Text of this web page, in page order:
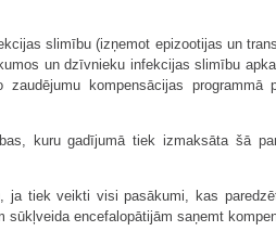
slimību (izņemot epizootijas un
un dzīvnieku infekcijas slimību
kompensācijas
kuru gadījumā tiek izmaksāta šā
ja tiek veikti visi pasākumi, kas
encefalopātijām saņemt